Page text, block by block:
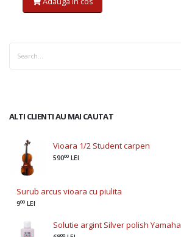
ALTI CLIENTI AU MAI CAUTAT
Vioara 1/2 Student carpen
59000 LEI
Surub arcus vioara cu piulita
900 LEI
Solutie argint Silver polish Yamaha
00